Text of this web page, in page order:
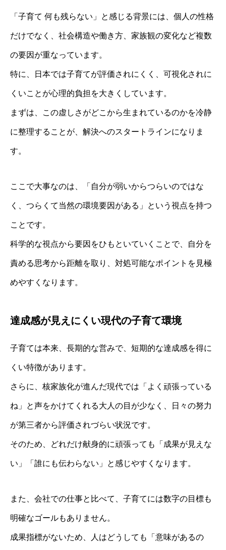
「子育て 何も残らない」と感じる背景には、個人の性格
だけでなく、社会構造や働き方、家族観の変化など複数
の要因が重なっています。
特に、日本では子育てが評価されにくく、可視化されに
くいことが心理的負担を大きくしています。
まずは、この虚しさがどこから生まれているのかを冷静
に整理することが、解決へのスタートラインになりま
す。
ここで大事なのは、「自分が弱いからつらいのではな
く、つらくて当然の環境要因がある」という視点を持つ
ことです。
科学的な視点から要因をひもといていくことで、自分を
責める思考から距離を取り、対処可能なポイントを見極
めやすくなります。
達成感が見えにくい現代の子育て環境
子育ては本来、長期的な営みで、短期的な達成感を得に
くい特徴があります。
さらに、核家族化が進んだ現代では「よく頑張っている
ね」と声をかけてくれる大人の目が少なく、日々の努力
が第三者から評価されづらい状況です。
そのため、どれだけ献身的に頑張っても「成果が見えな
い」「誰にも伝わらない」と感じやすくなります。
また、会社での仕事と比べて、子育てには数字の目標も
明確なゴールもありません。
成果指標がないため、人はどうしても「意味があるの